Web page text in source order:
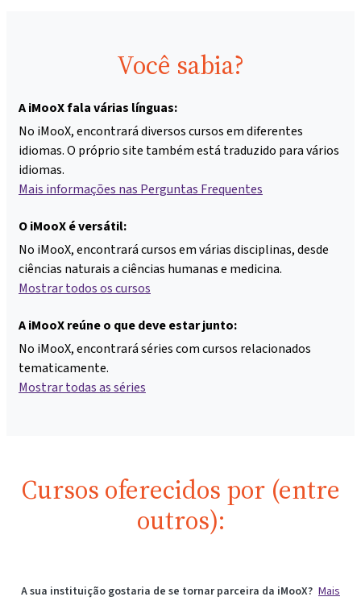
Você sabia?
A iMooX fala várias línguas:
No iMooX, encontrará diversos cursos em diferentes
idiomas. O próprio site também está traduzido para vários
idiomas.
Mais informações nas Perguntas Frequentes
O iMooX é versátil:
No iMooX, encontrará cursos em várias disciplinas, desde
ciências naturais a ciências humanas e medicina.
Mostrar todos os cursos
A iMooX reúne o que deve estar junto:
No iMooX, encontrará séries com cursos relacionados
tematicamente.
Mostrar todas as séries
Cursos oferecidos por (entre
outros):
A sua instituição gostaria de se tornar parceira da iMooX? Mais